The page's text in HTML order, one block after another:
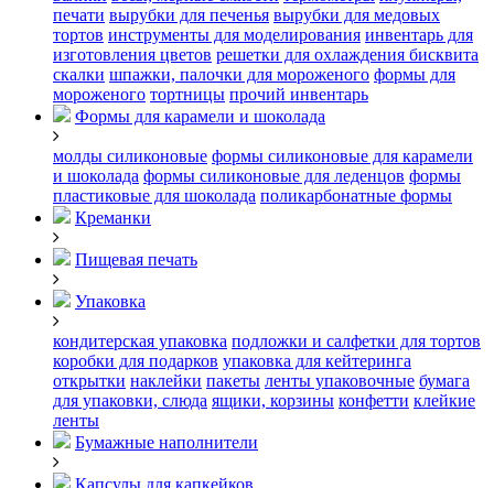
печати вырубки для печенья вырубки для медовых
тортов инструменты для моделирования инвентарь для
изготовления цветов решетки для охлаждения бисквита
скалки шпажки, палочки для мороженого формы для
мороженого тортницы прочий инвентарь
Формы для карамели и шоколада
молды силиконовые формы силиконовые для карамели
и шоколада формы силиконовые для леденцов формы
пластиковые для шоколада поликарбонатные формы
Креманки
Пищевая печать
Упаковка
кондитерская упаковка подложки и салфетки для тортов
коробки для подарков упаковка для кейтеринга
открытки наклейки пакеты ленты упаковочные бумага
для упаковки, слюда ящики, корзины конфетти клейкие
ленты
Бумажные наполнители
Капсулы для капкейков